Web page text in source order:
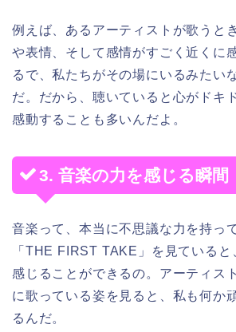
例えば、あるアーティストが歌うと
や表情、そして感情がすごく近くに
るで、私たちがその場にいるみたい
だ。だから、聴いていると心がドキ
感動することも多いんだよ。
3. 音楽の力を感じる瞬間
音楽って、本当に不思議な力を持っ
「THE FIRST TAKE」を見ていると
感じることができるの。アーティス
に歌っている姿を見ると、私も何か
るんだ。